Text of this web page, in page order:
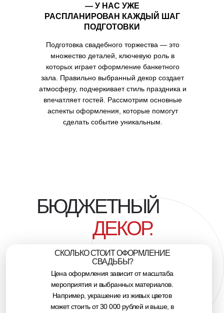
— У НАС УЖЕ
РАСПЛАНИРОВАН КАЖДЫЙ ШАГ
ПОДГОТОВКИ
Подготовка свадебного торжества — это
множество деталей, ключевую роль в
которых играет оформление банкетного
зала. Правильно выбранный декор создает
атмосферу, подчеркивает стиль праздника и
впечатляет гостей. Рассмотрим основные
аспекты оформления, которые помогут
сделать событие уникальным.
БЮДЖЕТНЫЙ
ДЕКОР.
СКОЛЬКО СТОИТ ОФОРМЛЕНИЕ
СВАДЬБЫ?
Цена оформления зависит от масштаба
мероприятия и выбранных материалов.
Например, украшение из живых цветов
может стоить от 30 000 рублей и выше, в